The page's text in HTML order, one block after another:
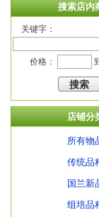
搜索店内
关键字：
价格：
店铺分
所有物
传统品
国兰新
组培品